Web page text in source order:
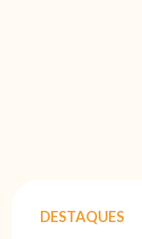
DESTAQUES